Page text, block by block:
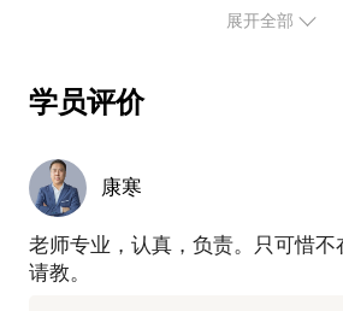
不排斥身体接触；
T恤+运动短裤/长裤，不能有拉链）
另外，欢迎搭伴前来，最多三人
区7-6。
巴西柔术；
重点：巴西柔术的整个技术体系
览The big picture，为你规划未来
你在训练馆学不到的），保证你
保有明确的目标和计划；
在正式开始训练之前你需要具备的
基础的攻防体系和具有代表性的降
展开全部
学员评价
康寒
老师专业，认真，负责。只可惜
请教。